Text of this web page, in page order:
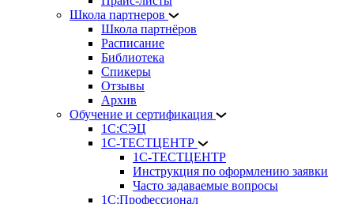
Школа партнеров
Школа партнёров
Расписание
Библиотека
Спикеры
Отзывы
Архив
Обучение и сертификация
1С:СЭЦ
1С-ТЕСТЦЕНТР
1С-ТЕСТЦЕНТР
Инструкция по оформлению заявки
Часто задаваемые вопросы
1С:Профессионал